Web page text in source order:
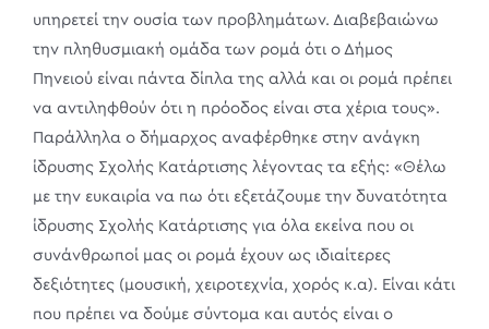
υπηρετεί την ουσία των προβλημάτων. Διαβεβαιώνω
την πληθυσμιακή ομάδα των ρομά ότι ο Δήμος
Πηνειού είναι πάντα δίπλα της αλλά και οι ρομά πρέπει
να αντιληφθούν ότι η πρόοδος είναι στα χέρια τους».
Παράλληλα ο δήμαρχος αναφέρθηκε στην ανάγκη
ίδρυσης Σχολής Κατάρτισης λέγοντας τα εξής: «Θέλω
με την ευκαιρία να πω ότι εξετάζουμε την δυνατότητα
ίδρυσης Σχολής Κατάρτισης για όλα εκείνα που οι
συνάνθρωποί μας οι ρομά έχουν ως ιδιαίτερες
δεξιότητες (μουσική, χειροτεχνία, χορός κ.α). Είναι κάτι
που πρέπει να δούμε σύντομα και αυτός είναι ο